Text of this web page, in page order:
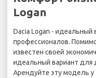
Logan
Dacia Logan - идеальный
профессионалов.
известен своей
идеальный вариант для
Арендуйте эту модель у